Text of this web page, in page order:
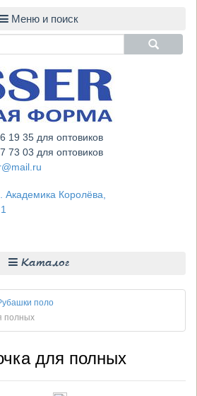
19 35 для оптовиков
73 03 для оптовиков
Академика Королёва,
Каталог
поло
полных
для полных